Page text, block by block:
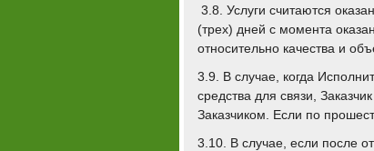
3.8. Услуги считаются
(трех) дней с момента
относительно качества и
3.9. В случае, когда
средства для связи,
Заказчиком. Если по
3.10. В случае, если после